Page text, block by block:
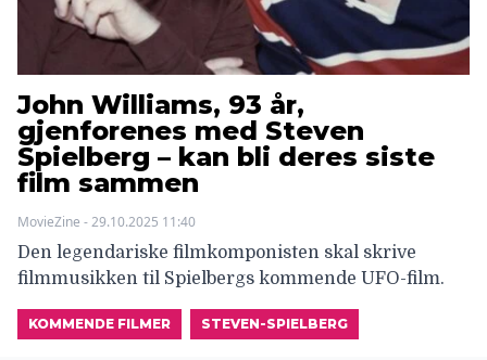
John Williams, 93 år,
gjenforenes med Steven
Spielberg – kan bli deres siste
film sammen
MovieZine - 29.10.2025 11:40
Den legendariske filmkomponisten skal skrive
filmmusikken til Spielbergs kommende UFO-film.
KOMMENDE FILMER STEVEN-SPIELBERG